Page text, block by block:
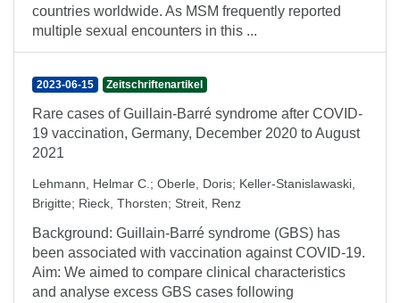
countries worldwide. As MSM frequently reported
multiple sexual encounters in this ...
2023-06-15 Zeitschriftenartikel
Rare cases of Guillain-Barré syndrome after COVID-
19 vaccination, Germany, December 2020 to August
2021
Lehmann, Helmar C. ; Oberle, Doris; Keller-Stanislawaski,
Brigitte; Rieck, Thorsten; Streit, Renz
Background: Guillain-Barré syndrome (GBS) has
been associated with vaccination against COVID-19.
Aim: We aimed to compare clinical characteristics
and analyse excess GBS cases following